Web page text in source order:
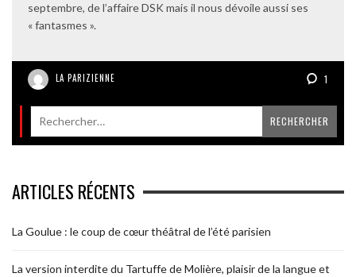
septembre, de l’affaire DSK mais il nous dévoile aussi ses
« fantasmes ».
LA PARIZIENNE 1
ARTICLES RÉCENTS
La Goulue : le coup de cœur théâtral de l’été parisien
La version interdite du Tartuffe de Molière, plaisir de la langue et